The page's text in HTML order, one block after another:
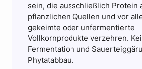
sein, die ausschließlich Protein
pflanzlichen Quellen und vor
gekeimte oder unfermentierte
Vollkornprodukte verzehren.
Fermentation und
Phytatabbau.